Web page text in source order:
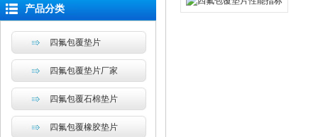
产品分类
四氟包覆垫片
四氟包覆垫片厂家
四氟包覆石棉垫片
四氟包覆橡胶垫片